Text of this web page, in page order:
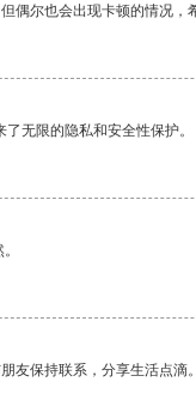
偶尔也会出现卡顿的情况，
无限的隐私和安全性保护。
友保持联系，分享生活点滴。